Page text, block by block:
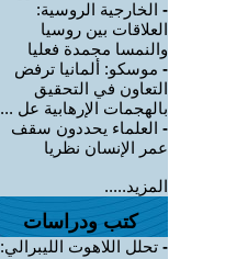
- الخارجية الروسية:
العلاقات بين روسيا
والنمسا مجمدة فعليا
- موسكو: ألمانيا ترفض
التعاون في التحقيق
بالهجمات الإرهابية عل ...
- العلماء يحددون سقف
عمر الإنسان نظريا
المزيد.....
كتب ودراسات
- تحلل اللاهوت الليبرالي: